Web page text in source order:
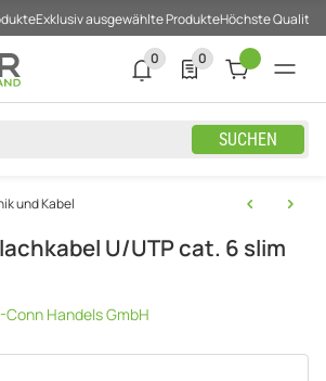
Exklusiv ausgewählte ProdukteHöchste Qualität
SUCHEN
0
0 neue Notifizierungen
0
0 Produkte in der
und Kabel
Conn Handels GmbH
U/UTP cat. 6 slim